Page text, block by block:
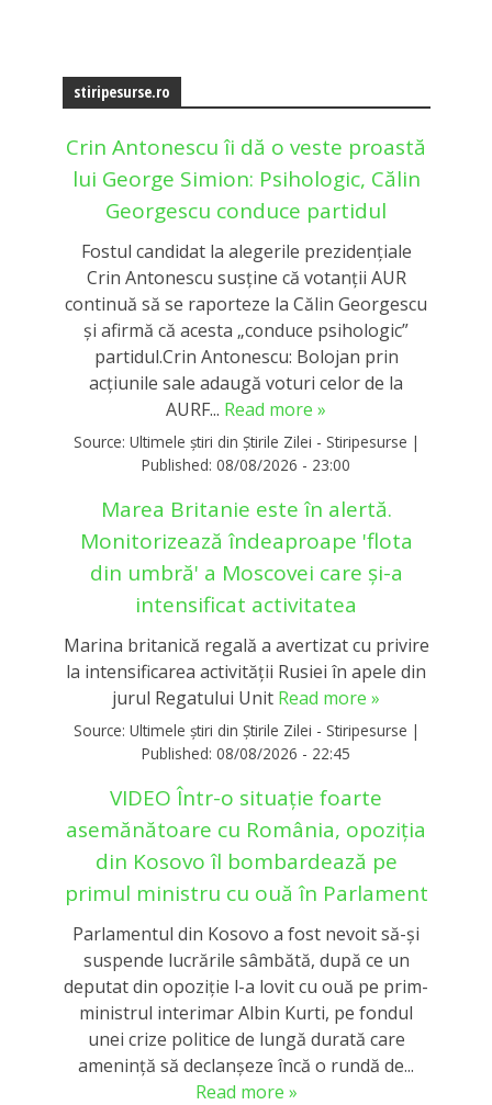
stiripesurse.ro
Crin Antonescu îi dă o veste proastă
lui George Simion: Psihologic, Călin
Georgescu conduce partidul
Fostul candidat la alegerile prezidențiale
Crin Antonescu susține că votanții AUR
continuă să se raporteze la Călin Georgescu
și afirmă că acesta „conduce psihologic”
partidul.Crin Antonescu: Bolojan prin
acțiunile sale adaugă voturi celor de la
AURF... Read more »
Source: Ultimele știri din Știrile Zilei - Stiripesurse |
Published: 08/08/2026 - 23:00
Marea Britanie este în alertă.
Monitorizează îndeaproape 'flota
din umbră' a Moscovei care și-a
intensificat activitatea
Marina britanică regală a avertizat cu privire
la intensificarea activităţii Rusiei în apele din
jurul Regatului Unit Read more »
Source: Ultimele știri din Știrile Zilei - Stiripesurse |
Published: 08/08/2026 - 22:45
VIDEO Într-o situație foarte
asemănătoare cu România, opoziția
din Kosovo îl bombardează pe
primul ministru cu ouă în Parlament
Parlamentul din Kosovo a fost nevoit să-și
suspende lucrările sâmbătă, după ce un
deputat din opoziție l-a lovit cu ouă pe prim-
ministrul interimar Albin Kurti, pe fondul
unei crize politice de lungă durată care
amenință să declanșeze încă o rundă de...
Read more »